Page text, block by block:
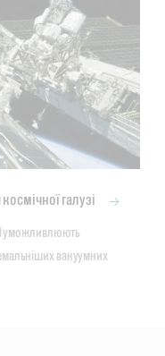
галузі
уможливлюють
вакуумних